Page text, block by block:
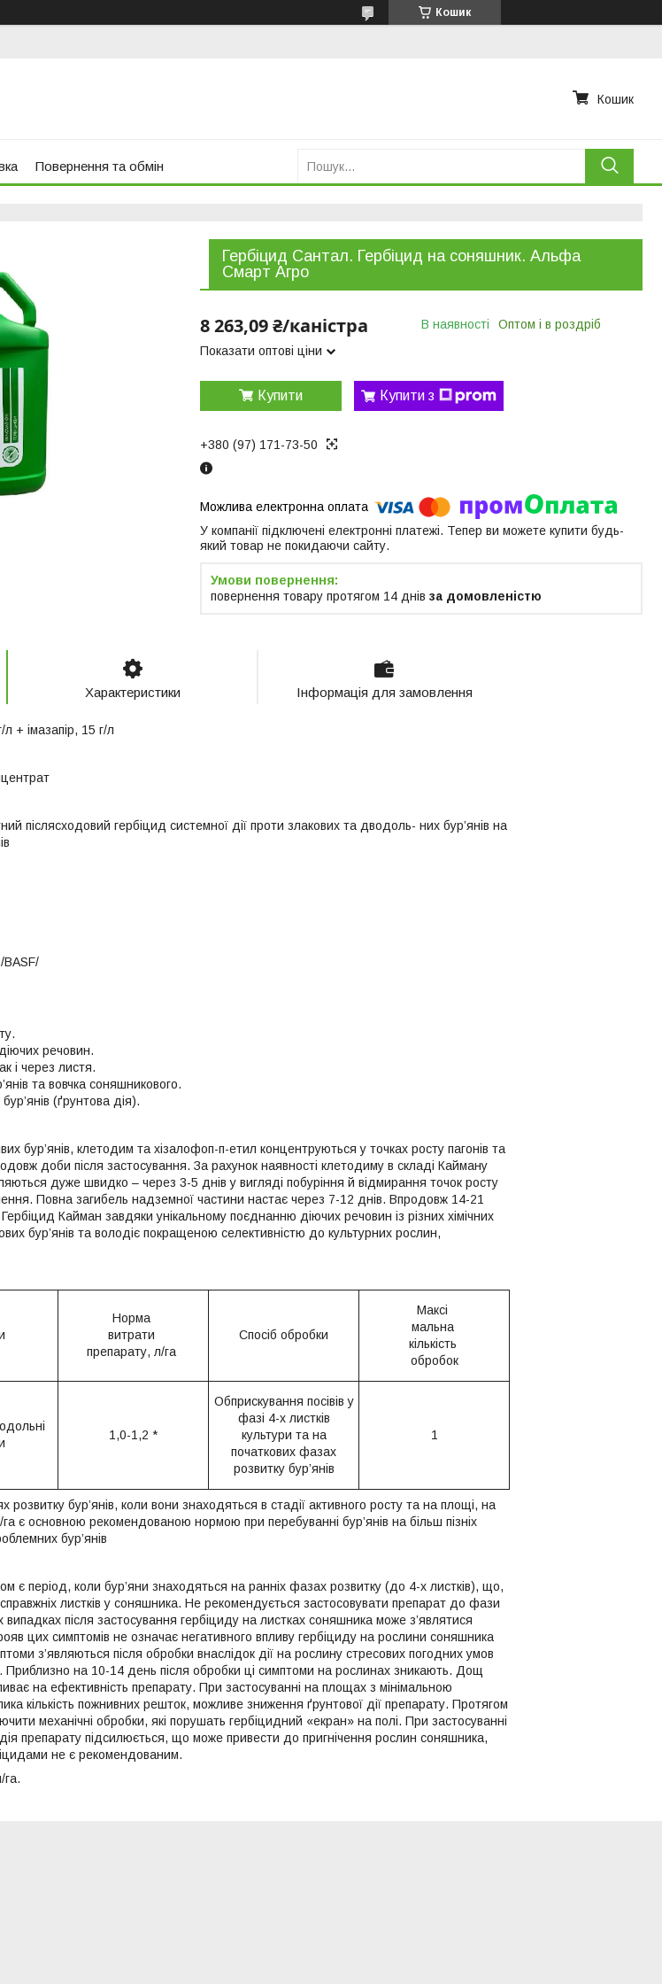
Кошик
Кошик
Повернення та обмін
Гербіцид Сантал. Гербіцид на соняшник. Альфа
Смарт Агро
8 263,09 ₴/каністра
Показати оптові ціни
В наявності Оптом і в роздріб
Купити Купити з
+380 (97) 171-73-50
У компанії підключені електронні платежі. Тепер ви можете купити будь-
який товар не покидаючи сайту.
повернення товару протягом 14 днів за домовленістю
Характеристики Інформація для замовлення
15 г/л
гербіцид системної дії проти злакових та дводоль- них бур’янів на
речовин.
і через листя.
та вовчка соняшникового.
(ґрунтова дія).
бур’янів, клетодим та хізалофоп-п-етил концентруються у точках росту пагонів та
доби після застосування. За рахунок наявності клетодиму в складі Кайману
дуже швидко – через 3-5 днів у вигляді побуріння й відмирання точок росту
Повна загибель надземної частини настає через 7-12 днів. Впродовж 14-21
Кайман завдяки унікальному поєднанню діючих речовин із різних хімічних
бур’янів та володіє покращеною селективністю до культурних рослин,
Норма
витрати
препарату, л/га
Спосіб обробки
Максі
мальна
кількість
обробок
1,0-1,2 *
Обприскування посівів у
фазі 4-х листків
культури та на
початкових фазах
розвитку бур’янів
1
розвитку бур’янів, коли вони знаходяться в стадії активного росту та на площі, на
га є основною рекомендованою нормою при перебуванні бур’янів на більш пізніх
бур’янів
є період, коли бур’яни знаходяться на ранніх фазах розвитку (до 4-х листків), що,
листків у соняшника. Не рекомендується застосовувати препарат до фази
випадках після застосування гербіциду на листках соняшника може з’являтися
цих симптомів не означає негативного впливу гербіциду на рослини соняшника
з’являються після обробки внаслідок дії на рослину стресових погодних умов
Приблизно на 10-14 день після обробки ці симптоми на рослинах зникають. Дощ
на ефективність препарату. При застосуванні на площах з мінімальною
кількість пожнивних решток, можливе зниження ґрунтової дії препарату. Протягом
механічні обробки, які порушать гербіцидний «екран» на полі. При застосуванні
препарату підсилюється, що може привести до пригнічення рослин соняшника,
не є рекомендованим.
га.